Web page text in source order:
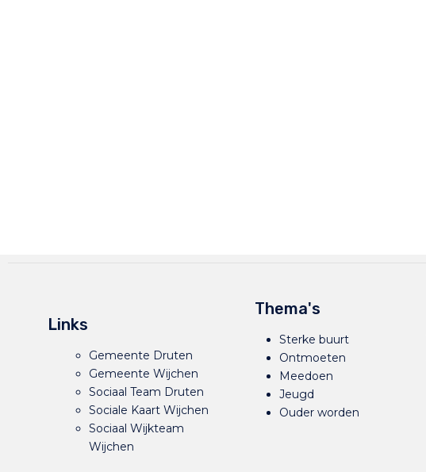
Links
Gemeente Druten
Gemeente Wijchen
Sociaal Team Druten
Sociale Kaart Wijchen
Sociaal Wijkteam
Wijchen
Thema's
Sterke buurt
Ontmoeten
Meedoen
Jeugd
Ouder worden